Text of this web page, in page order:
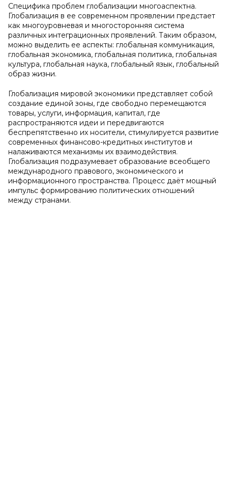
Специфика проблем глобализации многоаспектна.
Глобализация в ее современном проявлении предстает
как многоуровневая и многосторонняя система
различных интеграционных проявлений. Таким образом,
можно выделить ее аспекты: глобальная коммуникация,
глобальная экономика, глобальная политика, глобальная
культура, глобальная наука, глобальный язык, глобальный
образ жизни.
Глобализация мировой экономики представляет собой
создание единой зоны, где свободно перемещаются
товары, услуги, информация, капитал, где
распространяются идеи и передвигаются
беспрепятственно их носители, стимулируется развитие
современных финансово-кредитных институтов и
налаживаются механизмы их взаимодействия.
Глобализация подразумевает образование всеобщего
международного правового, экономического и
информационного пространства. Процесс даёт мощный
импульс формированию политических отношений
между странами.